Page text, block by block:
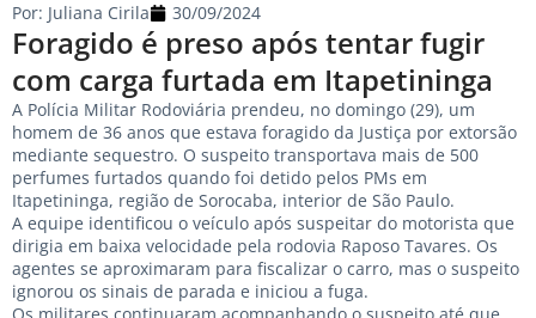
Foragido é preso após tentar fugir
com carga furtada em Itapetininga
Por: Juliana Cirila 30/09/2024
A Polícia Militar Rodoviária prendeu, no domingo (29), um
homem de 36 anos que estava foragido da Justiça por extorsão
mediante sequestro. O suspeito transportava mais de 500
perfumes furtados quando foi detido pelos PMs em
Itapetininga, região de Sorocaba, interior de São Paulo.
A equipe identificou o veículo após suspeitar do motorista que
dirigia em baixa velocidade pela rodovia Raposo Tavares. Os
agentes se aproximaram para fiscalizar o carro, mas o suspeito
ignorou os sinais de parada e iniciou a fuga.